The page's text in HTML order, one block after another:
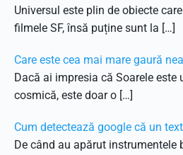
Universul este plin de obiecte
filmele SF, însă puține sunt la […]
Care este cea mai mare gaură
Dacă ai impresia că Soarele este
cosmică, este doar o […]
Cum detectează google că un
De când au apărut instrumentele